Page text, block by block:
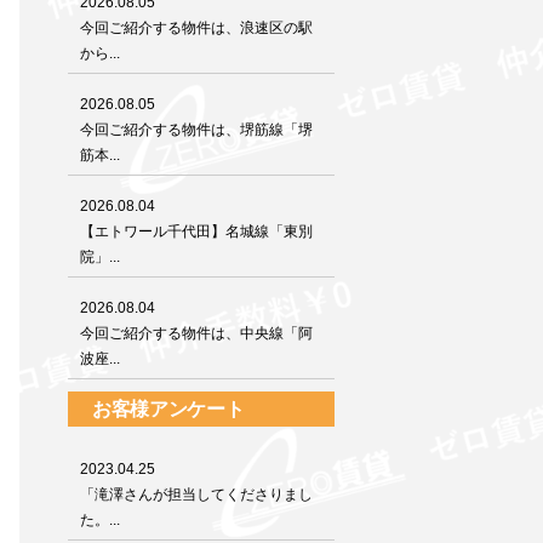
今回ご紹介する物件は、浪速区の駅
から...
2026.08.05
今回ご紹介する物件は、堺筋線「堺
筋本...
2026.08.04
【エトワール千代田】名城線「東別
院」...
2026.08.04
今回ご紹介する物件は、中央線「阿
波座...
お客様アンケート
2023.04.25
「滝澤さんが担当してくださりまし
た。...